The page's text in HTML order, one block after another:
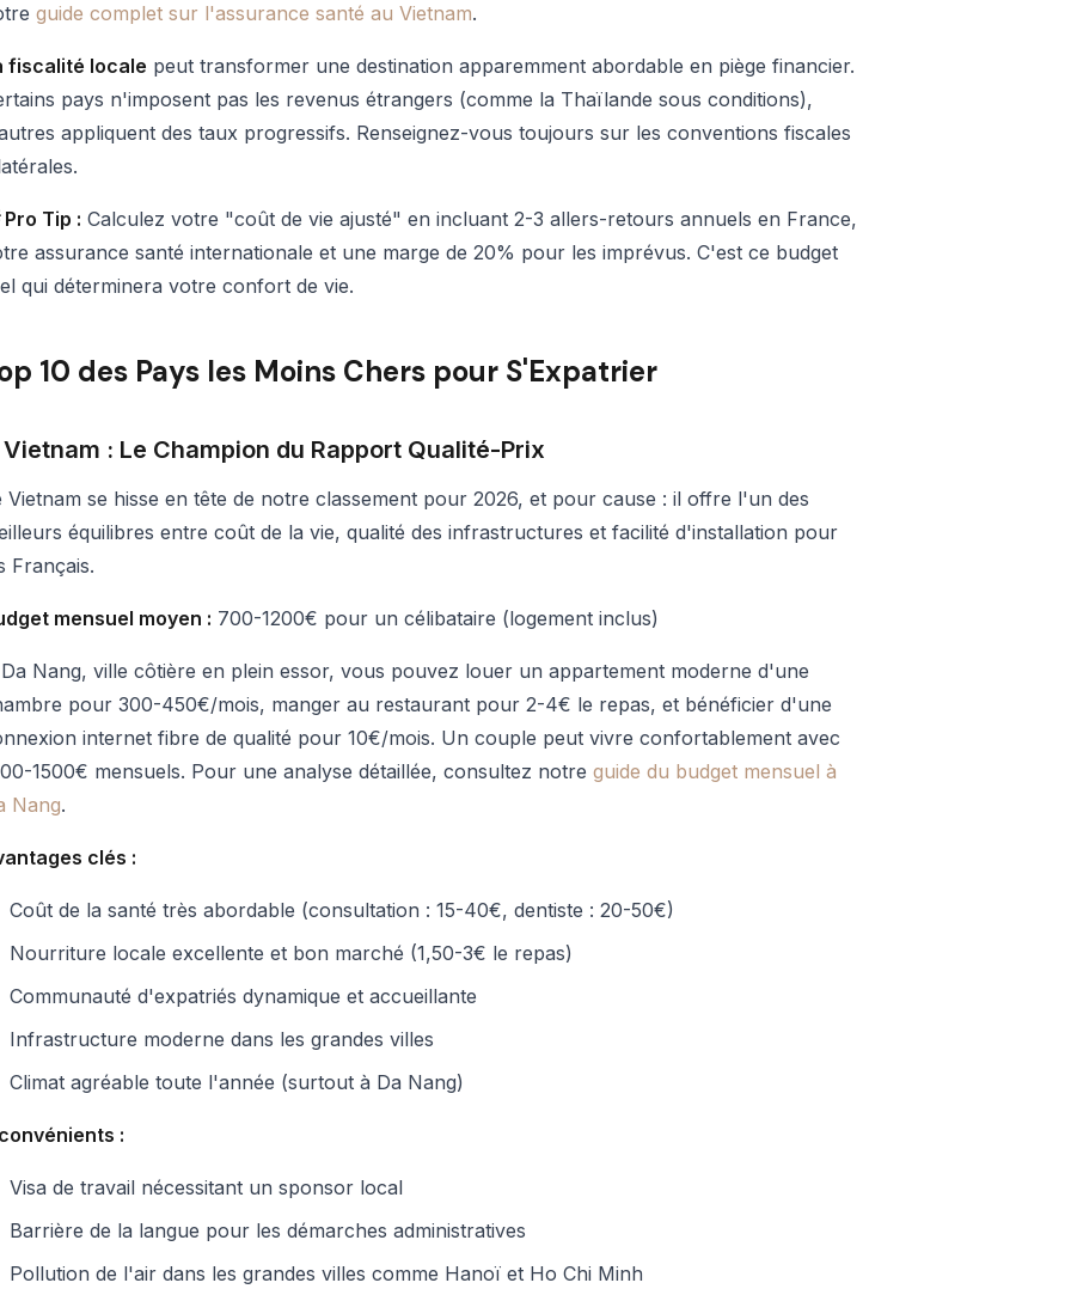
guide complet sur l'assurance santé au Vietnam.
fiscalité locale peut transformer une destination apparemment abordable en piège financier.
pays n'imposent pas les revenus étrangers (comme la Thaïlande sous conditions),
appliquent des taux progressifs. Renseignez-vous toujours sur les conventions fiscales
Pro Tip : Calculez votre "coût de vie ajusté" en incluant 2-3 allers-retours annuels en France,
assurance santé internationale et une marge de 20% pour les imprévus. C'est ce budget
qui déterminera votre confort de vie.
10 des Pays les Moins Chers pour S'Expatrier
Vietnam : Le Champion du Rapport Qualité-Prix
Vietnam se hisse en tête de notre classement pour 2026, et pour cause : il offre l'un des
équilibres entre coût de la vie, qualité des infrastructures et facilité d'installation pour
Français.
mensuel moyen : 700-1200€ pour un célibataire (logement inclus)
Nang, ville côtière en plein essor, vous pouvez louer un appartement moderne d'une
pour 300-450€/mois, manger au restaurant pour 2-4€ le repas, et bénéficier d'une
internet fibre de qualité pour 10€/mois. Un couple peut vivre confortablement avec
1500€ mensuels. Pour une analyse détaillée, consultez notre guide du budget mensuel à
Nang.
clés :
Coût de la santé très abordable (consultation : 15-40€, dentiste : 20-50€)
Nourriture locale excellente et bon marché (1,50-3€ le repas)
Communauté d'expatriés dynamique et accueillante
Infrastructure moderne dans les grandes villes
Climat agréable toute l'année (surtout à Da Nang)
:
Visa de travail nécessitant un sponsor local
Barrière de la langue pour les démarches administratives
Pollution de l'air dans les grandes villes comme Hanoï et Ho Chi Minh